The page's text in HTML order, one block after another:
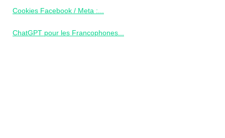
Cookies Facebook / Meta :...
ChatGPT pour les Francophones...